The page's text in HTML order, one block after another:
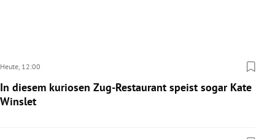
Heute, 12:00
In diesem kuriosen Zug-Restaurant speist sogar Kate
Winslet